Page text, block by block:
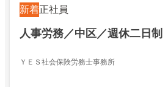
新着正社員
人事労務／中区／週休二日制
ＹＥＳ社会保険労務士事務所